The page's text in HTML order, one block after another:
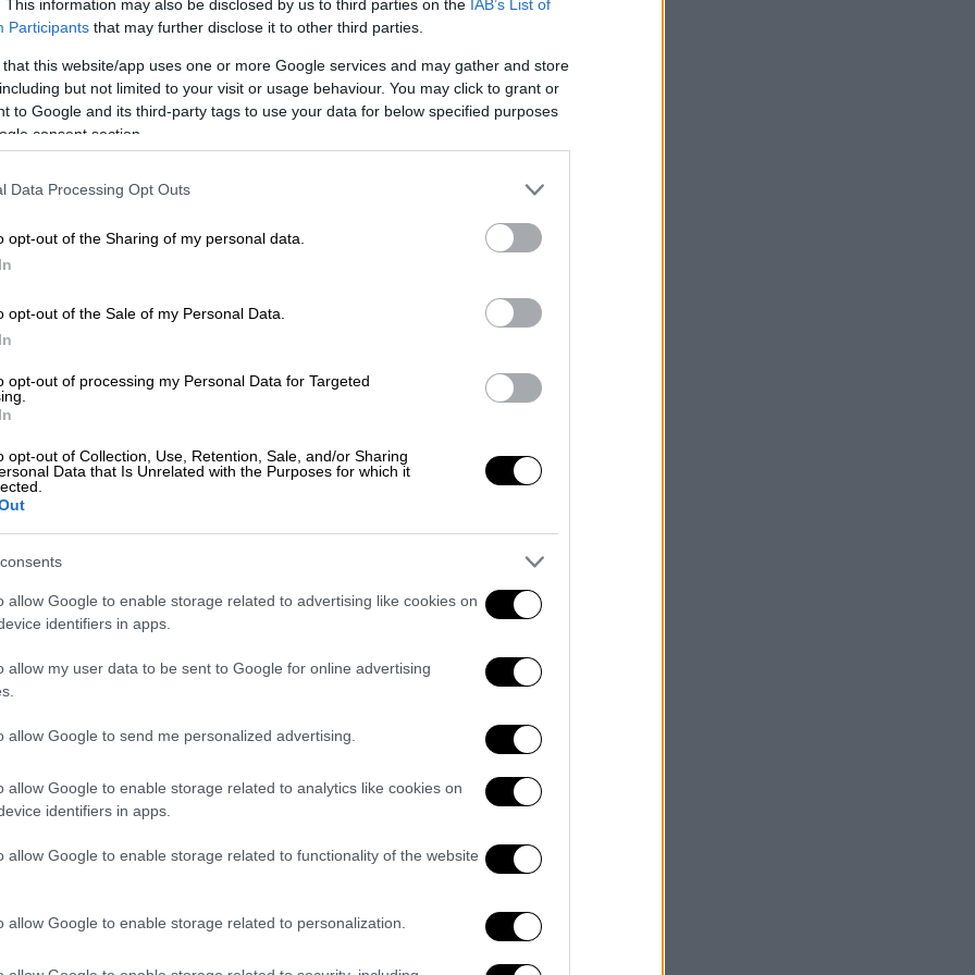
This information may also be disclosed by us to third parties on the IAB’s List of
Participants that may further disclose it to other third parties.
that this website/app uses one or more Google services and may gather and store
but not limited to your visit or usage behaviour. You may click to grant or
to Google and its third-party tags to use your data for below specified purposes
consent section.
Data Processing Opt Outs
opt-out of the Sharing of my personal data.
opt-out of the Sale of my Personal Data.
opt-out of processing my Personal Data for Targeted
opt-out of Collection, Use, Retention, Sale, and/or Sharing
Data that Is Unrelated with the Purposes for which it
allow Google to enable storage related to advertising like cookies on
identifiers in apps.
allow my user data to be sent to Google for online advertising
allow Google to send me personalized advertising.
allow Google to enable storage related to analytics like cookies on
identifiers in apps.
allow Google to enable storage related to functionality of the website
allow Google to enable storage related to personalization.
OPEN, σήμεραμε βάση την τοποθέτησή
πρόταση μορφήςγιατί εκτιμά ο ίδιος
πληγώσει τον κόσμο.
και θα έχουμε μία τέτοια
πρόταση από τον Παύλο Πολάκη
την υποστήριξη των «87»
είναι ηπλειοψηφίασε ένα ενδεχόμενο
γίνονται με κάλπη και αυτό γιατί
. Εξάλλου δεν ήταν πάντα εύκολες στις
δια ανατάσεως της χειρός,
ρευστή δεν αποκλείεται κανένα